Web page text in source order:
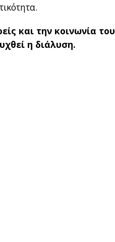
και την κοινωνία του
η διάλυση.